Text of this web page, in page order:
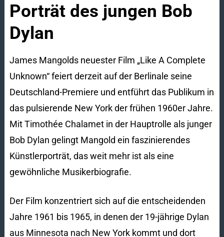
Porträt des jungen Bob
Dylan
James Mangolds neuester Film „Like A Complete
Unknown“ feiert derzeit auf der Berlinale seine
Deutschland-Premiere und entführt das Publikum in
das pulsierende New York der frühen 1960er Jahre.
Mit Timothée Chalamet in der Hauptrolle als junger
Bob Dylan gelingt Mangold ein faszinierendes
Künstlerporträt, das weit mehr ist als eine
gewöhnliche Musikerbiografie.
Der Film konzentriert sich auf die entscheidenden
Jahre 1961 bis 1965, in denen der 19-jährige Dylan
aus Minnesota nach New York kommt und dort